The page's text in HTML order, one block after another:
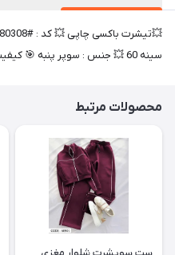
سینه 60 💥 جنس : سوپر پنبه 🎯 کیفیت دوخت و تن خور عالی
محصولات مرتبط